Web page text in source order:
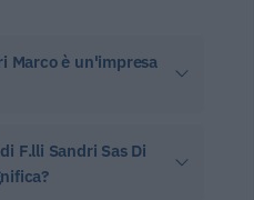
Marco è un'impresa
F.lli Sandri Sas Di